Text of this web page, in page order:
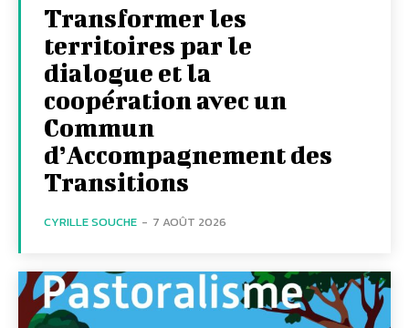
Transformer les
territoires par le
dialogue et la
coopération avec un
Commun
d’Accompagnement des
Transitions
CYRILLE SOUCHE - 7 AOÛT 2026